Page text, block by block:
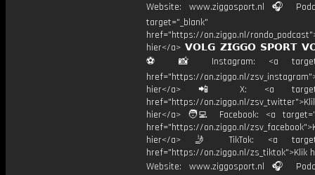
Website: www.ziggosport.nl 🎧
target="_blank"
href="https://on.ziggo.nl/
hier</a> 𝗩𝗢𝗟𝗚 𝗭𝗜𝗚𝗚𝗢 𝗦𝗣𝗢𝗥𝗧
⚽️ 📸 Instagram: <a
href="https://on.ziggo.nl/
hier</a> 📲 X: <a
href="https://on.ziggo.nl/
hier</a> 🧑‍💻 Facebook: <a
href="https://on.ziggo.nl/
hier</a> 🤳 TikTok: <a
href="https://on.ziggo.nl/zs_tiktok">Klik
Website: www.ziggosport.nl 🎧